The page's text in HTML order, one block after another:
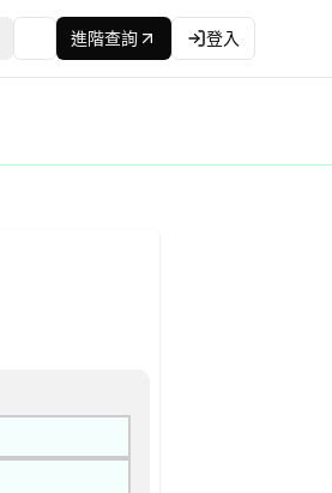
進階查詢 登入
台灣政府電子採購網（公共工程